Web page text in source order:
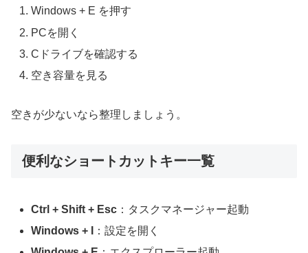
Windows + E を押す
PCを開く
Cドライブを確認する
空き容量を見る
空きが少ないなら整理しましょう。
便利なショートカットキー一覧
Ctrl + Shift + Esc ：タスクマネージャー起動
Windows + I
：設定を開く